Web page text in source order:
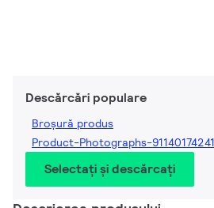
Descărcări populare
Broșură produs
Product-Photographs-
Selectați și descărcați